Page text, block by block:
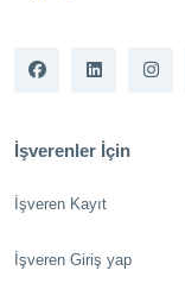
İşverenler İçin
İşveren Kayıt
İşveren Giriş yap